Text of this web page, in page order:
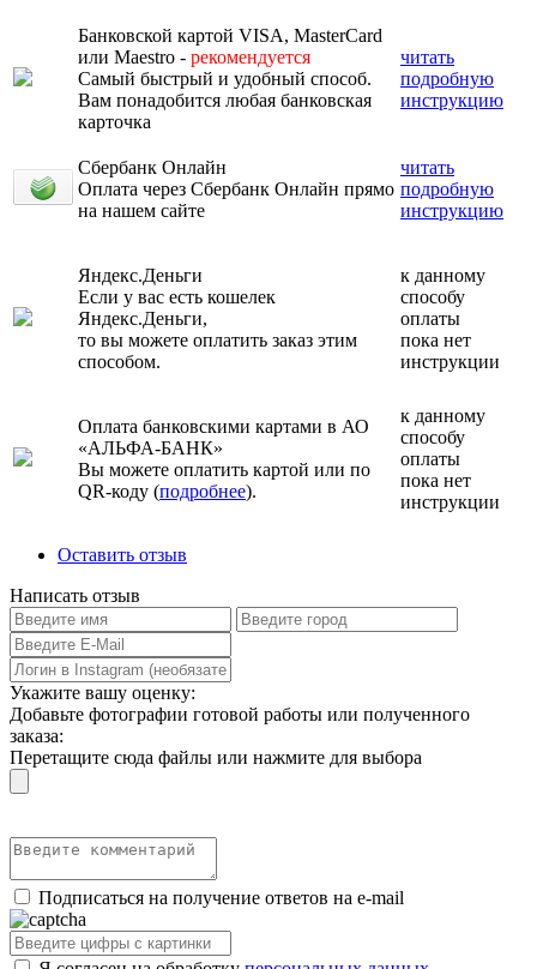
Банковской картой VISA, MasterCard
или Maestro - рекомендуется
Самый быстрый и удобный способ.
Вам понадобится любая банковская
карточка
читать
подробную
инструкцию
Сбербанк Онлайн
Оплата через Сбербанк Онлайн прямо
на нашем сайте
читать
подробную
инструкцию
Яндекс.Деньги
Если у вас есть кошелек
Яндекс.Деньги,
то вы можете оплатить заказ этим
способом.
к данному
способу
оплаты
пока нет
инструкции
Оплата банковскими картами в АО
«АЛЬФА-БАНК»
Вы можете оплатить картой или по
QR-коду (подробнее).
к данному
способу
оплаты
пока нет
инструкции
Оставить отзыв
Написать отзыв
Укажите вашу оценку:
Добавьте фотографии готовой работы или полученного
заказа:
Перетащите сюда файлы или нажмите для выбора
Подписаться на получение ответов на e-mail